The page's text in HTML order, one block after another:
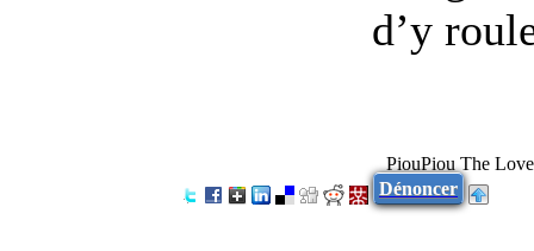
d’y
PiouPiou The
Dénoncer